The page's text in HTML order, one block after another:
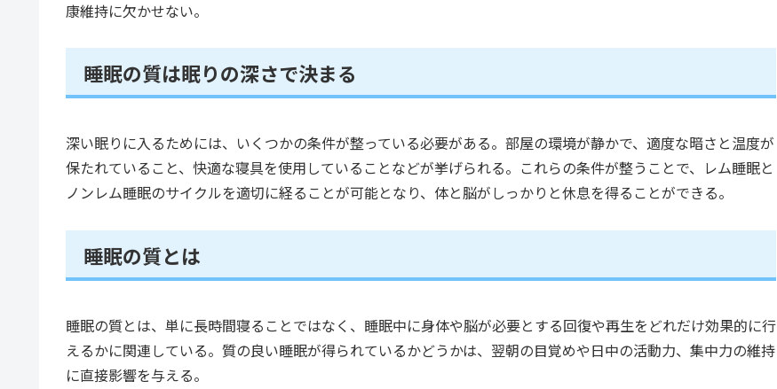
康維持に欠かせない。
睡眠の質は眠りの深さで決まる
深い眠りに入るためには、いくつかの条件が整っている必要がある。部屋の環境が静かで、適度な暗さと温度が
保たれていること、快適な寝具を使用していることなどが挙げられる。これらの条件が整うことで、レム睡眠と
ノンレム睡眠のサイクルを適切に経ることが可能となり、体と脳がしっかりと休息を得ることができる。
睡眠の質とは
睡眠の質とは、単に長時間寝ることではなく、睡眠中に身体や脳が必要とする回復や再生をどれだけ効果的に行
えるかに関連している。質の良い睡眠が得られているかどうかは、翌朝の目覚めや日中の活動力、集中力の維持
に直接影響を与える。